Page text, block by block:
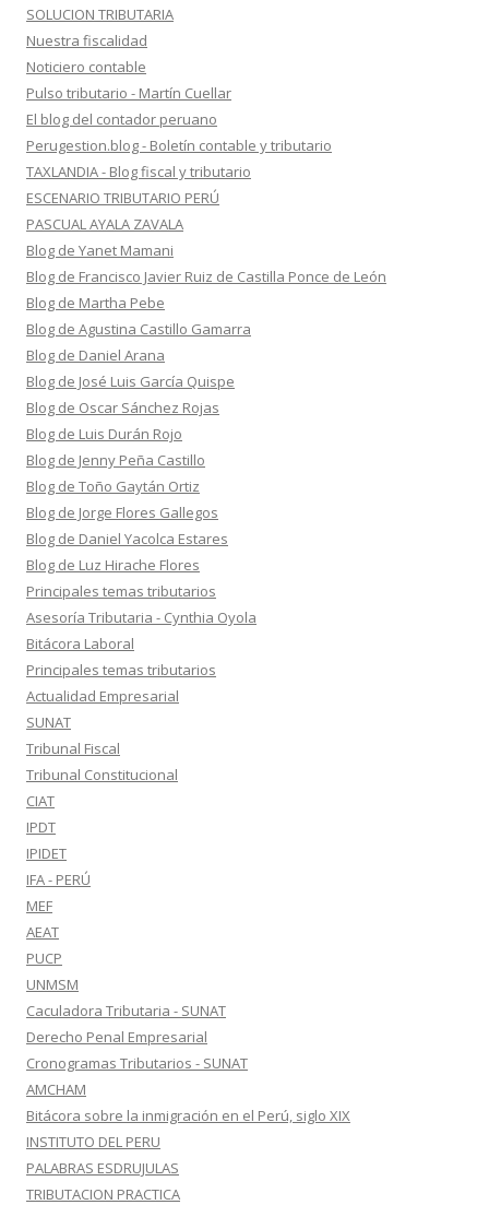
SOLUCION TRIBUTARIA
Nuestra fiscalidad
Noticiero contable
Pulso tributario - Martín Cuellar
El blog del contador peruano
Perugestion.blog - Boletín contable y tributario
TAXLANDIA - Blog fiscal y tributario
ESCENARIO TRIBUTARIO PERÚ
PASCUAL AYALA ZAVALA
Blog de Yanet Mamani
Blog de Francisco Javier Ruiz de Castilla Ponce de León
Blog de Martha Pebe
Blog de Agustina Castillo Gamarra
Blog de Daniel Arana
Blog de José Luis García Quispe
Blog de Oscar Sánchez Rojas
Blog de Luis Durán Rojo
Blog de Jenny Peña Castillo
Blog de Toño Gaytán Ortiz
Blog de Jorge Flores Gallegos
Blog de Daniel Yacolca Estares
Blog de Luz Hirache Flores
Principales temas tributarios
Asesoría Tributaria - Cynthia Oyola
Bitácora Laboral
Principales temas tributarios
Actualidad Empresarial
SUNAT
Tribunal Fiscal
Tribunal Constitucional
CIAT
IPDT
IPIDET
IFA - PERÚ
MEF
AEAT
PUCP
UNMSM
Caculadora Tributaria - SUNAT
Derecho Penal Empresarial
Cronogramas Tributarios - SUNAT
AMCHAM
Bitácora sobre la inmigración en el Perú, siglo XIX
INSTITUTO DEL PERU
PALABRAS ESDRUJULAS
TRIBUTACION PRACTICA